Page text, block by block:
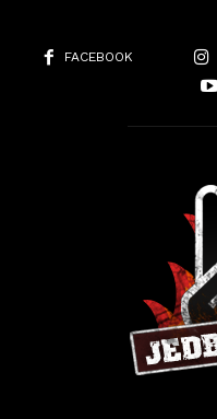
FACEBOOK